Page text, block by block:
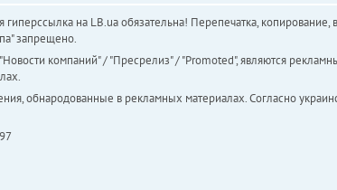
на LB.ua обязательна! Перепечатка,
запрещено.
компаний" / "Пресрелиз" / "Promoted", являются
обнародованные в рекламных материалах. Согласно